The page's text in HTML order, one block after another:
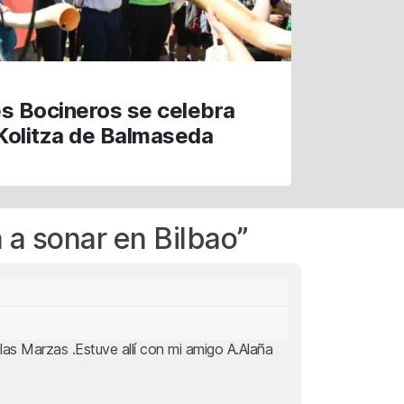
Bocineros se celebra
de Balmaseda
sonar en Bilbao”
Marzas .Estuve allí con mi amigo A.Alaña